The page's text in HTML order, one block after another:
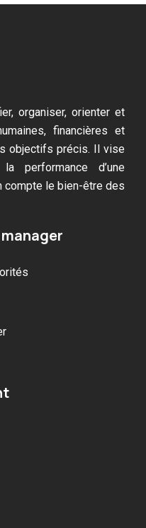
organiser, orienter et
financières et
objectifs précis. Il vise
performance d’une
compte le bien-être des